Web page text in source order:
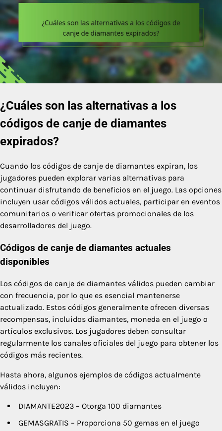
¿Cuáles son las alternativas a los
códigos de canje de diamantes
expirados?
Cuando los códigos de canje de diamantes expiran, los
jugadores pueden explorar varias alternativas para
continuar disfrutando de beneficios en el juego. Las opciones
incluyen usar códigos válidos actuales, participar en eventos
comunitarios o verificar ofertas promocionales de los
desarrolladores del juego.
Códigos de canje de diamantes actuales
disponibles
Los códigos de canje de diamantes válidos pueden cambiar
con frecuencia, por lo que es esencial mantenerse
actualizado. Estos códigos generalmente ofrecen diversas
recompensas, incluidos diamantes, moneda en el juego o
artículos exclusivos. Los jugadores deben consultar
regularmente los canales oficiales del juego para obtener los
códigos más recientes.
Hasta ahora, algunos ejemplos de códigos actualmente
válidos incluyen:
DIAMANTE2023 – Otorga 100 diamantes
GEMASGRATIS – Proporciona 50 gemas en el juego